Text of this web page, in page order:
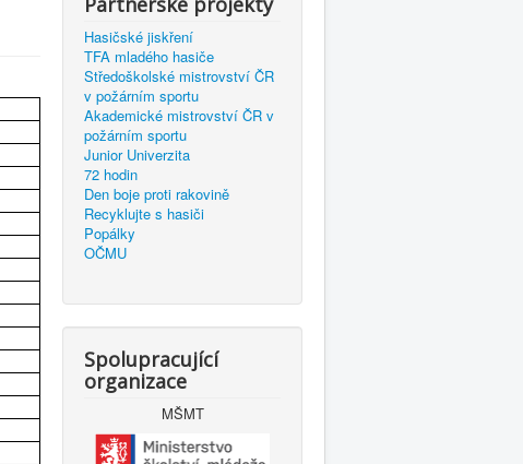
Hasičské jiskření
TFA mladého hasiče
Středoškolské mistrovství ČR
v požárním sportu
Akademické mistrovství ČR v
požárním sportu
Junior Univerzita
72 hodin
Den boje proti rakovině
Recyklujte s hasiči
Popálky
OČMU
Spolupracující
organizace
MŠMT